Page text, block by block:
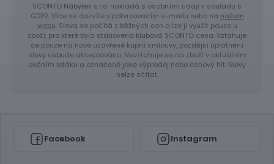
SCONTO Nábytek s.r.o. nakládá s osobními údaji v souladu s
GDPR. Více se dozvíte v potvrzovacím e-mailu nebo na našem
webu. Sleva se počítá z běžných cen a lze ji využít pouze u
zboží, pro které byla stanovena klubová SCONTO cena. Vztahuje
se pouze na nově uzavřené kupní smlouvy, pozdější uplatnění
slevy nebude akceptováno. Nevztahuje se na zboží v aktuálním
akčním letáku a označené jako výprodej nebo cenový hit. Slevy
nelze sčítat.
Facebook Instagram